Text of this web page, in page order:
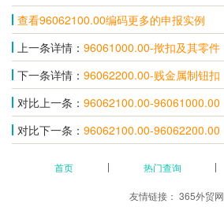
查看96062100.00编码更多的申报实例
上一条详情： 96061000.00-揿扣及其零件
下一条详情： 96062200.00-贱金属制钮扣
对比上一条： 96062100.00-96061000.00
对比下一条： 96062100.00-96062200.00
首页 热门查询
友情链接： 365外贸网